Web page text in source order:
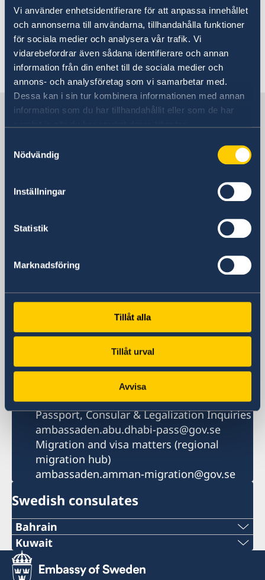
Vi använder enhetsidentifierare för att anpassa innehållet
och annonserna till användarna, tillhandahålla funktioner
för sociala medier och analysera vår trafik. Vi
vidarebefordrar även sådana identifierare och annan
information från din enhet till de sociala medier och
annons- och analysföretag som vi samarbetar med.
Dessa kan i sin tur kombinera informationen med annan
information som du har tillhandahållit eller som de har
Nödvändig
Inställningar
Statistik
Marknadsföring
Tillåt alla
Tillåt urval
Avvisa
Download/View the Swedish Business Directory
Last updated 01 Oct 2024, 9.22 AM
Sweden in United Arab Emirates
Embassy
12th floor, Al Otaiba Tower
crossing with 4th Street
P.O. Box 31867
United Arab Emirates
+971 2 417 88 00
Fax
+971 2 417 88 50
Email
Main Email Address
Ambassaden.abu-dhabi@gov.se
Passport, Consular & Legalization Inquiries
ambassaden.abu.dhabi-pass@gov.se
Migration and visa matters (regional
migration hub)
ambassaden.amman-migration@gov.se
Swedish consulates
Bahrain
Tel
+973 17 339 799
Kuwait
Phone